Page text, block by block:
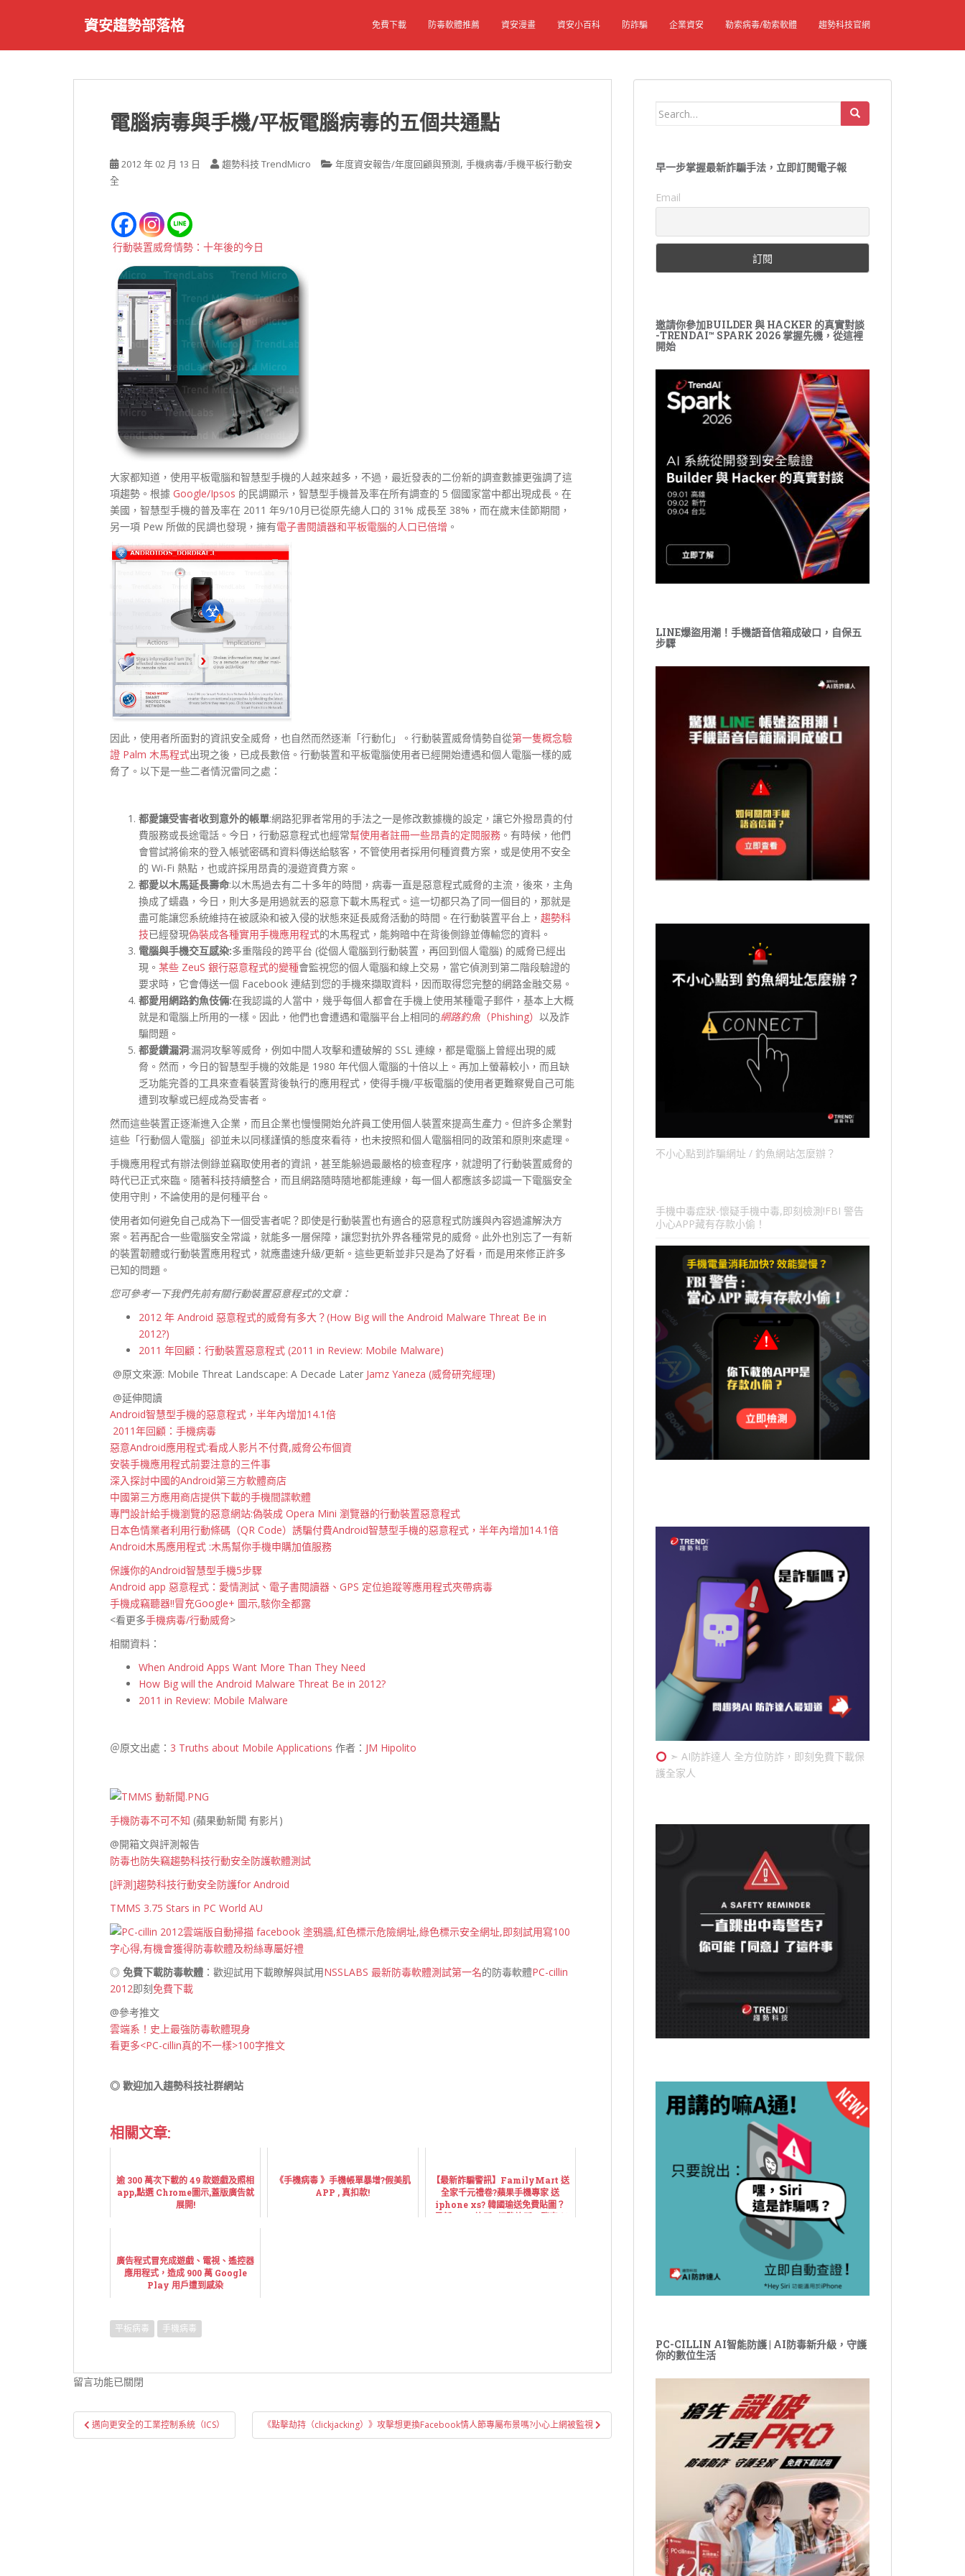
資安趨勢部落格 免費下載 防毒軟體推薦 資安漫畫 資安小百科 防詐騙 企業資安 勒索病毒/勒索軟體 趨勢科技官網
電腦病毒與手機/平板電腦病毒的五個共通點
2012 年 02 月 13 日 趨勢科技 TrendMicro 年度資安報告/年度回顧與預測, 手機病毒/手機平板行動安
全
行動裝置威脅情勢：十年後的今日
大家都知道，使用平板電腦和智慧型手機的人越來越多，不過，最近發表的二份新的調查數據更強調了這
項趨勢。根據 Google/Ipsos 的民調顯示，智慧型手機普及率在所有調查的 5 個國家當中都出現成長。在
美國，智慧型手機的普及率在 2011 年9/10月已從原先總人口的 31% 成長至 38%，而在歲末佳節期間，
另一項 Pew 所做的民調也發現，擁有電子書閱讀器和平板電腦的人口已倍增 。
因此，使用者所面對的資訊安全威脅，也自然而然逐漸「行動化」。行動裝置威脅情勢自從第一隻概念驗
證 Palm 木馬程式出現之後，已成長數倍。行動裝置和平板電腦使用者已經開始遭遇和個人電腦一樣的威
脅了。以下是一些二者情況雷同之處：
都愛讓受害者收到意外的帳單:網路犯罪者常用的手法之一是修改數據機的設定，讓它外撥昂貴的付
費服務或長途電話。今日，行動惡意程式也經常幫使用者註冊一些昂貴的定閱服務 。有時候，他們
會嘗試將偷來的登入帳號密碼和資料傳送給駭客，不管使用者採用何種資費方案，或是使用不安全
的 Wi-Fi 熱點，也或許採用昂貴的漫遊資費方案。
都愛以木馬延長壽命:以木馬過去有二十多年的時間，病毒一直是惡意程式威脅的主流，後來，主角
換成了蠕蟲，今日，則大多是用過就丟的惡意下載木馬程式。這一切都只為了同一個目的，那就是
盡可能讓您系統維持在被感染和被入侵的狀態來延長威脅活動的時間。在行動裝置平台上， 趨勢科
技已經發現偽裝成各種實用手機應用程式的木馬程式，能夠暗中在背後側錄並傳輸您的資料。
電腦與手機交互感染:多重階段的跨平台 (從個人電腦到行動裝置，再回到個人電腦) 的威脅已經出
現。 某些 ZeuS 銀行惡意程式的變種會監視您的個人電腦和線上交易，當它偵測到第二階段驗證的
要求時，它會傳送一個 Facebook 連結到您的手機來擷取資料，因而取得您完整的網路金融交易。
都愛用網路釣魚伎倆:在我認識的人當中，幾乎每個人都會在手機上使用某種電子郵件，基本上大概
就是和電腦上所用的一樣。因此，他們也會遭遇和電腦平台上相同的網路釣魚 （Phishing） 以及詐
騙問題。
都愛鑽漏洞:漏洞攻擊等威脅，例如中間人攻擊和遭破解的 SSL 連線，都是電腦上曾經出現的威
脅。然而，今日的智慧型手機的效能是 1980 年代個人電腦的十倍以上。再加上螢幕較小，而且缺
乏功能完善的工具來查看裝置背後執行的應用程式，使得手機/平板電腦的使用者更難察覺自己可能
遭到攻擊或已經成為受害者。
然而這些裝置正逐漸進入企業，而且企業也慢慢開始允許員工使用個人裝置來提高生產力。但許多企業對
這些「行動個人電腦」卻並未以同樣謹慎的態度來看待，也未按照和個人電腦相同的政策和原則來處理。
手機應用程式有辦法側錄並竊取使用者的資訊，甚至能躲過最嚴格的檢查程序，就證明了行動裝置威脅的
時代已正式來臨。隨著科技持續整合，而且網路隨時隨地都能連線，每一個人都應該多認識一下電腦安全
使用守則，不論使用的是何種平台。
使用者如何避免自己成為下一個受害者呢？即使是行動裝置也有適合的惡意程式防護與內容過濾解決方
案。若再配合一些電腦安全常識，就能多一層保障，讓您對抗外界各種常見的威脅。此外也別忘了一有新
的裝置韌體或行動裝置應用程式，就應盡速升級/更新。這些更新並非只是為了好看，而是用來修正許多
已知的問題。
您可參考一下我們先前有關行動裝置惡意程式的文章：
2012 年 Android 惡意程式的威脅有多大？(How Big will the Android Malware Threat Be in
2012?)
2011 年回顧：行動裝置惡意程式 (2011 in Review: Mobile Malware)
@原文來源: Mobile Threat Landscape: A Decade Later Jamz Yaneza (威脅研究經理)
@延伸閱讀
Android智慧型手機的惡意程式，半年內增加14.1倍
2011年回顧：手機病毒
惡意Android應用程式:看成人影片不付費,威脅公布個資
安裝手機應用程式前要注意的三件事
深入探討中國的Android第三方軟體商店
中國第三方應用商店提供下載的手機間諜軟體
專門設計給手機瀏覽的惡意網站:偽裝成 Opera Mini 瀏覽器的行動裝置惡意程式
日本色情業者利用行動條碼（QR Code）誘騙付費Android智慧型手機的惡意程式，半年內增加14.1倍
Android木馬應用程式 :木馬幫你手機申購加值服務
保護你的Android智慧型手機5步驟
Android app 惡意程式：愛情測試、電子書閱讀器、GPS 定位追蹤等應用程式夾帶病毒
手機成竊聽器!!冒充Google+ 圖示,駭你全都露
<看更多手機病毒/行動威脅>
相關資料：
When Android Apps Want More Than They Need
How Big will the Android Malware Threat Be in 2012?
2011 in Review: Mobile Malware
＠原文出處： 3 Truths about Mobile Applications 作者： JM Hipolito
手機防毒不可不知 (蘋果動新聞 有影片)
@開箱文與評測報告
防毒也防失竊趨勢科技行動安全防護軟體測試
[評測]趨勢科技行動安全防護for Android
TMMS 3.75 Stars in PC World AU
◎ 免費下載防毒軟體 ：歡迎試用下載瞭解與試用NSSLABS 最新防毒軟體測試第一名的防毒軟體PC-cillin
2012即刻免費下載
@參考推文
雲端系！史上最強防毒軟體現身
看更多<PC-cillin真的不一樣>100字推文
◎ 歡迎加入趨勢科技社群網站
相關文章:
逾 300 萬次下載的 49 款遊戲及照相
app,點選 Chrome圖示,蓋版廣告就
展開!
《手機病毒 》手機帳單暴增?假美肌
APP , 真扣款!
【最新詐騙警訊】FamilyMart 送
全家千元禮卷?蘋果手機專家 送
iphone xs? 韓國瑜送免費貼圖？
(最新LINE詐騙 /網路詐騙一覽表！)
廣告程式冒充成遊戲、電視、遙控器
應用程式，造成 900 萬 Google
Play 用戶遭到感染
平板病毒 手機病毒
留言功能已關閉
文
章
邁向更安全的工業控制系統（ICS） 《點擊劫持（clickjacking）》攻擊想更換Facebook情人節專屬布景嗎?小心上網被監視
Search
早一步掌握最新詐騙手法，立即訂閱電子報
Email
邀請你參加BUILDER 與 HACKER 的真實對談
-TRENDAI™ SPARK 2026 掌握先機，從這裡
開始
LINE爆盜用潮！手機語音信箱成破口，自保五
步驟
不小心點到詐騙網址 / 釣魚網站怎麼辦？
手機中毒症狀-懷疑手機中毒,即刻檢測!FBI 警告
小心APP藏有存款小偷！
➣ AI防詐達人 全方位防詐，即刻免費下載保
護全家人
PC-CILLIN AI智能防護 | AI防毒新升級，守護
你的數位生活